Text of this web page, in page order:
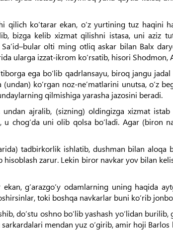
qilich ko‘tarar ekan, o‘z yurtining tuz haqini
bizga kelib xizmat qilishni istasa, uni aziz
olti ming otliq askar bilan Balx
ularga izzat-ikrom ko‘rsatib, hisori
ega bo‘lib qadrlansayu, biroq jangu
ko‘rgan noz-ne’matlarini unutsa, o‘z
qilmishiga yarasha jazosini beradi.
ajralib, (sizning) oldingizga xizmat
chog‘da uni olib qolsa bo‘ladi. Agar (biron
tadbirkorlik ishlatib, dushman bilan aloqa
zarur. Lekin biror navkar yov bilan
g‘arazgo‘y odamlarning uning haqida
toki boshqa navkarlar buni ko‘rib
do‘stu oshno bo‘lib yashash yo‘lidan
mendan yuz o‘girib, amir hoji